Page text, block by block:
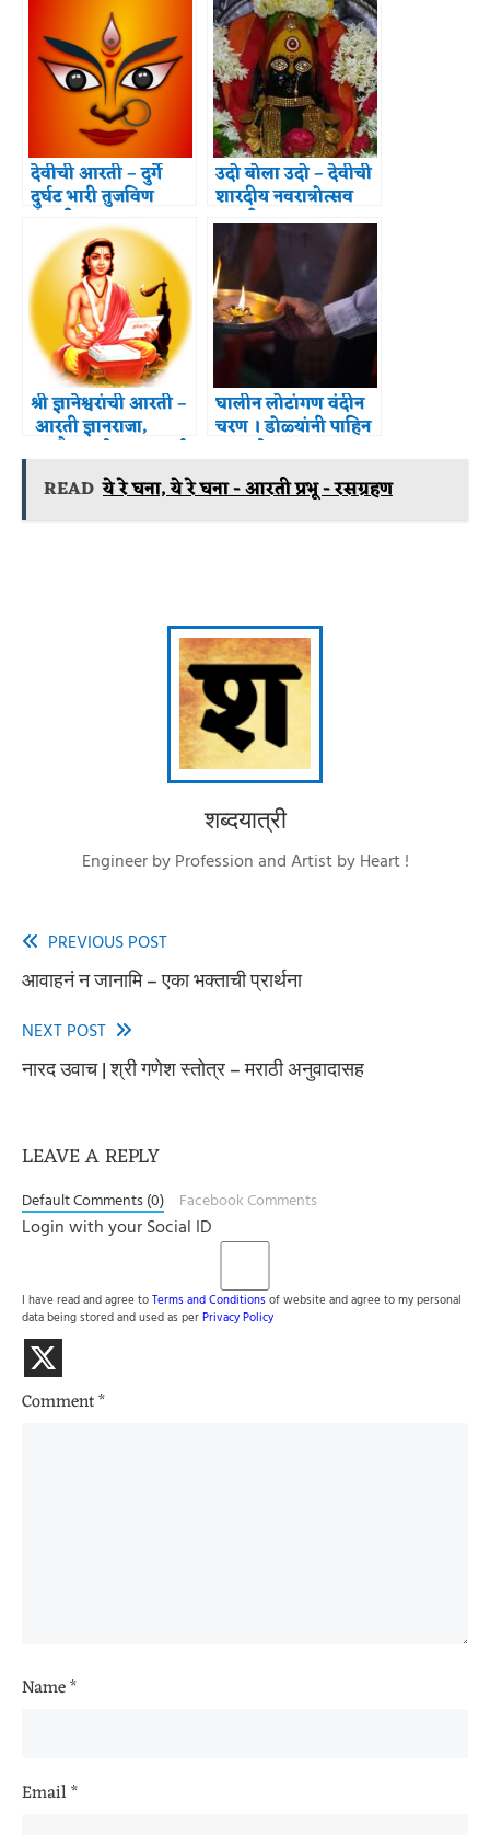
देवीची आरती – दुर्गे
दुर्घट भारी तुजविण
संसारी
उदो बोला उदो – देवीची
शारदीय नवरात्रोत्सव
आरती
श्री ज्ञानेश्वरांची आरती –
आरती ज्ञानराजा,
महाकैवल्यतेजा – समर्थ
रामदास स्वामी
घालीन लोटांगण वंदीन
चरण । डोळ्यांनी पाहिन
रूप तुझे ।
READ ये रे घना, ये रे घना - आरती प्रभू - रसग्रहण
शब्दयात्री
Engineer by Profession and Artist by Heart !
Read
more
articles
PREVIOUS POST
आवाहनं न जानामि – एका भक्ताची प्रार्थना
NEXT POST
नारद उवाच | श्री गणेश स्तोत्र – मराठी अनुवादासह
LEAVE A REPLY
Default Comments (0) Facebook Comments
Login with your Social ID
I have read and agree toTerms and Conditionsof website and agree to my personal
data being stored and used as perPrivacy Policy
Comment*
Name*
Email*